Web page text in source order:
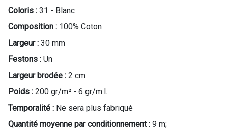
Coloris : 31 - Blanc
Composition : 100% Coton
Largeur : 30 mm
Festons : Un
Largeur brodée : 2 cm
Poids : 200 gr/m² - 6 gr/m.l.
Temporalité : Ne sera plus fabriqué
Quantité moyenne par conditionnement : 9 m;